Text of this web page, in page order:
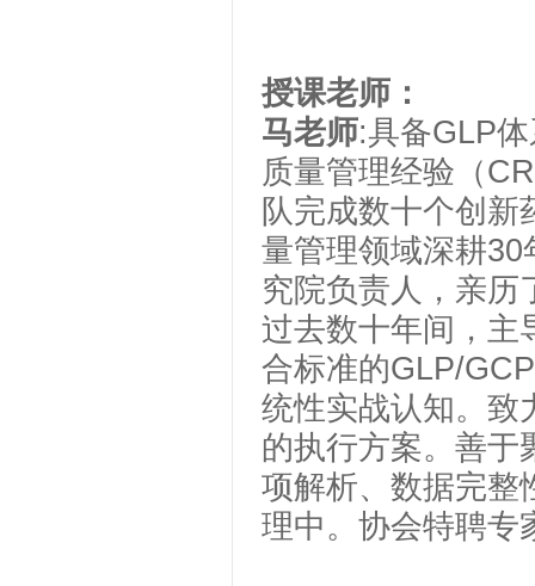
授课老师：
马老师:具备GLP
质量管理经验（
队完成数十个创新
量管理领域深耕30
究院负责人，亲历
过去数十年间，主
合标准的GLP/GCP
统性实战认知。致
的执行方案。善于
项解析、数据完整
理中。协会特聘专